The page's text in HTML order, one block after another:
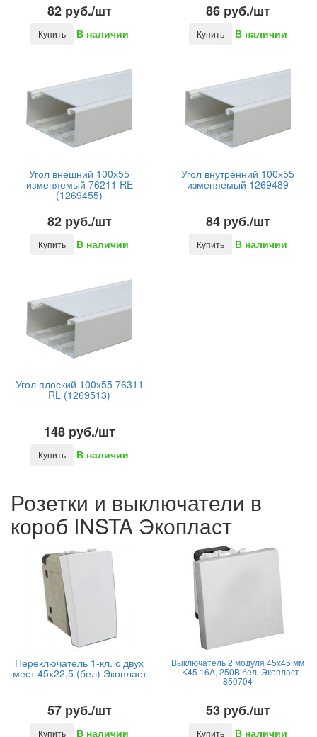
82 руб./шт
Купить В наличии
86 руб./шт
Купить В наличии
Угол внешний 100х55
изменяемый 76211 RE
(1269455)
82 руб./шт
Купить В наличии
Угол внутренний 100х55
изменяемый 1269489
84 руб./шт
Купить В наличии
Угол плоский 100х55 76311
RL (1269513)
148 руб./шт
Купить В наличии
Розетки и выключатели в
короб INSTA Экопласт
Переключатель 1-кл. с двух
мест 45х22,5 (бел) Экопласт
57 руб./шт
Купить В наличии
Выключатель 2 модуля 45х45 мм
LK45 16A, 250B бел. Экопласт
850704
53 руб./шт
Купить В наличии